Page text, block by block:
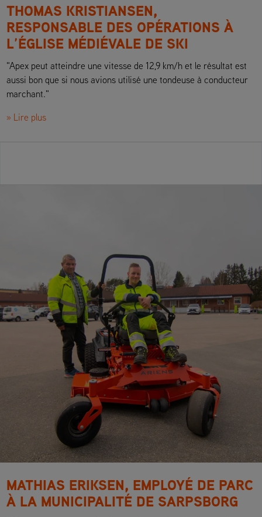
THOMAS KRISTIANSEN,
RESPONSABLE DES OPÉRATIONS À
L’ÉGLISE MÉDIÉVALE DE SKI
"Apex peut atteindre une vitesse de 12,9 km/h et le résultat est
aussi bon que si nous avions utilisé une tondeuse à conducteur
marchant."
» Lire plus
MATHIAS ERIKSEN, EMPLOYÉ DE PARC
À LA MUNICIPALITÉ DE SARPSBORG